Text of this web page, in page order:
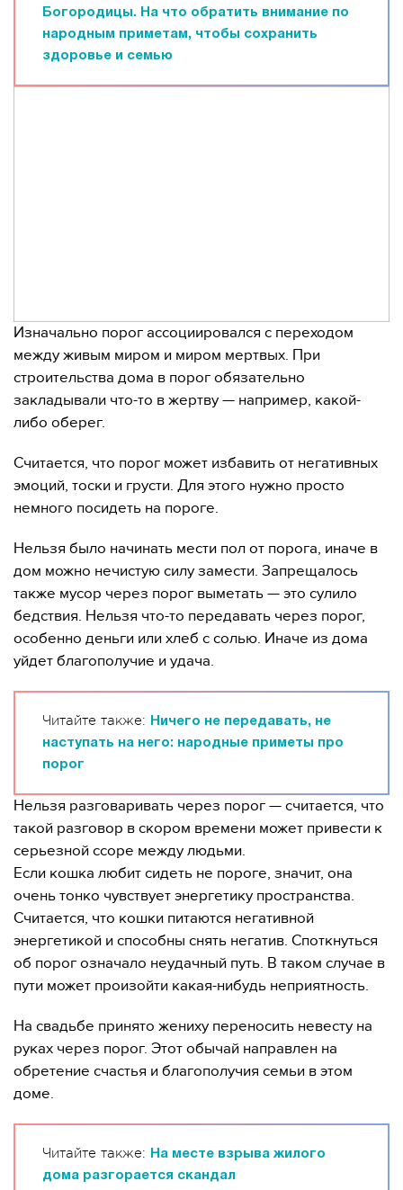
Богородицы. На что обратить внимание по
народным приметам, чтобы сохранить
здоровье и семью
Изначально порог ассоциировался с переходом
между живым миром и миром мертвых. При
строительства дома в порог обязательно
закладывали что-то в жертву — например, какой-
либо оберег.
Считается, что порог может избавить от негативных
эмоций, тоски и грусти. Для этого нужно просто
немного посидеть на пороге.
Нельзя было начинать мести пол от порога, иначе в
дом можно нечистую силу замести. Запрещалось
также мусор через порог выметать — это сулило
бедствия. Нельзя что-то передавать через порог,
особенно деньги или хлеб с солью. Иначе из дома
уйдет благополучие и удача.
Читайте также:
Ничего не передавать, не
наступать на него: народные приметы про
порог
Нельзя разговаривать через порог — считается, что
такой разговор в скором времени может привести к
серьезной ссоре между людьми.
Если кошка любит сидеть не пороге, значит, она
очень тонко чувствует энергетику пространства.
Считается, что кошки питаются негативной
энергетикой и способны снять негатив. Споткнуться
об порог означало неудачный путь. В таком случае в
пути может произойти какая-нибудь неприятность.
На свадьбе принято жениху переносить невесту на
руках через порог. Этот обычай направлен на
обретение счастья и благополучия семьи в этом
доме.
Читайте также:
На месте взрыва жилого
дома разгорается скандал